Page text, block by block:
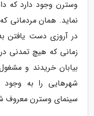
وسترن وجود دارد که
نماید. همان مردمانی
در آروزی دست یافتن
زمانی که هیچ تمدنی
بیابان خریدند و
شهرهایی را به وجود
سینمای وسترن معروف